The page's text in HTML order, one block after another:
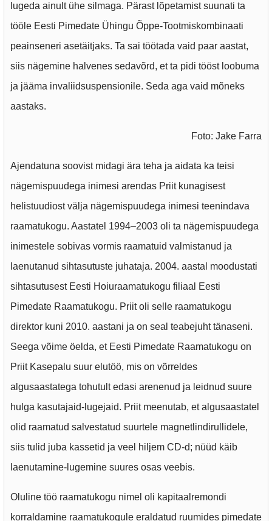
lugeda ainult ühe silmaga. Pärast lõpetamist suunati ta
tööle Eesti Pimedate Ühingu Õppe-Tootmiskombinaati
peainseneri asetäitjaks. Ta sai töötada vaid paar aastat,
siis nägemine halvenes sedavõrd, et ta pidi tööst loobuma
ja jääma invaliidsuspensionile. Seda aga vaid mõneks
aastaks.
Foto: Jake Farra
Ajendatuna soovist midagi ära teha ja aidata ka teisi
nägemispuudega inimesi arendas Priit kunagisest
helistuudiost välja nägemispuudega inimesi teenindava
raamatukogu. Aastatel 1994–2003 oli ta nägemispuudega
inimestele sobivas vormis raamatuid valmistanud ja
laenutanud sihtasutuste juhataja. 2004. aastal moodustati
sihtasutusest Eesti Hoiuraamatukogu filiaal Eesti
Pimedate Raamatukogu. Priit oli selle raamatukogu
direktor kuni 2010. aastani ja on seal teabejuht tänaseni.
Seega võime öelda, et Eesti Pimedate Raamatukogu on
Priit Kasepalu suur elutöö, mis on võrreldes
algusaastatega tohutult edasi arenenud ja leidnud suure
hulga kasutajaid-lugejaid. Priit meenutab, et algusaastatel
olid raamatud salvestatud suurtele magnetlindirullidele,
siis tulid juba kassetid ja veel hiljem CD-d; nüüd käib
laenutamine-lugemine suures osas veebis.
Oluline töö raamatukogu nimel oli kapitaalremondi
korraldamine raamatukogule eraldatud ruumides pimedate